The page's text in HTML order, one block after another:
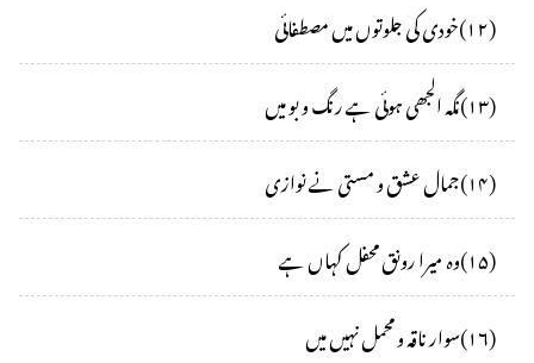
(۱۲)خودی کی جلوتوں میں مصطفائی
(۱۳)نگہ الجھی ہوئی ہے رنگ و بو میں
(۱۴)جمال عشق و مستی نے نوازی
(۱۵)وہ میرا رونق محفل کہاں ہے
(۱۶)سوار ناقہ و محمل نہیں میں